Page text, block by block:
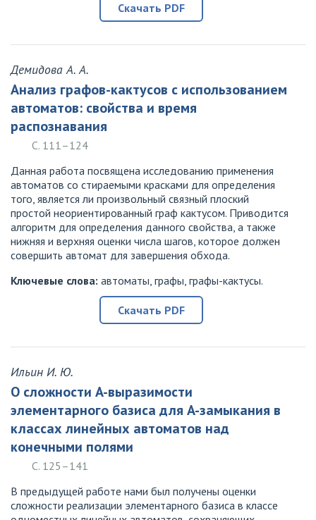
Скачать PDF
Демидова А. А.
Анализ графов-кактусов с использованием
автоматов: свойства и время
распознавания
С. 111–124
Данная работа посвящена исследованию применения
автоматов со стираемыми красками для определения
того, является ли произвольный связный плоский
простой неориентированный граф кактусом. Приводится
алгоритм для определения данного свойства, а также
нижняя и верхняя оценки числа шагов, которое должен
совершить автомат для завершения обхода.
Ключевые слова: автоматы, графы, графы-кактусы.
Скачать PDF
Ильин И. Ю.
О сложности A-выразимости
элементарного базиса для A-замыкания в
классах линейных автоматов над
конечными полями
С. 125–141
В предыдущей работе нами был получены оценки
сложности реализации элементарного базиса в классе